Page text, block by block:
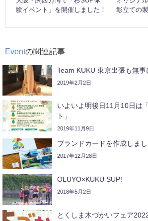
験イベント」を開催しました！
彰立ての
Eventの関連記事
Team KUKU 東京出張も無事
2019年2月2日
いよいよ明後日11月10日は
ト」️
2019年11月9日
ブランドカードを作成しまし
2017年12月28日
OLUYO×KUKU SUP!
2018年5月2日
とくしま木づかいフェア